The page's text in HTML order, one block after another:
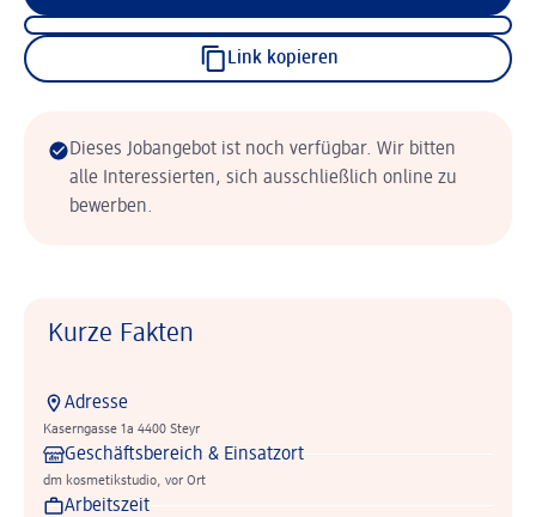
Link kopieren
Dieses Jobangebot ist noch verfügbar. Wir bitten
alle Interessierten, sich ausschließlich online zu
bewerben.
Kurze Fakten
Adresse
Kaserngasse 1a 4400 Steyr
Geschäftsbereich & Einsatzort
dm kosmetikstudio, vor Ort
Arbeitszeit